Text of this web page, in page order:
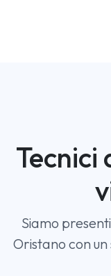
Tecnici
Siamo
Oristano con